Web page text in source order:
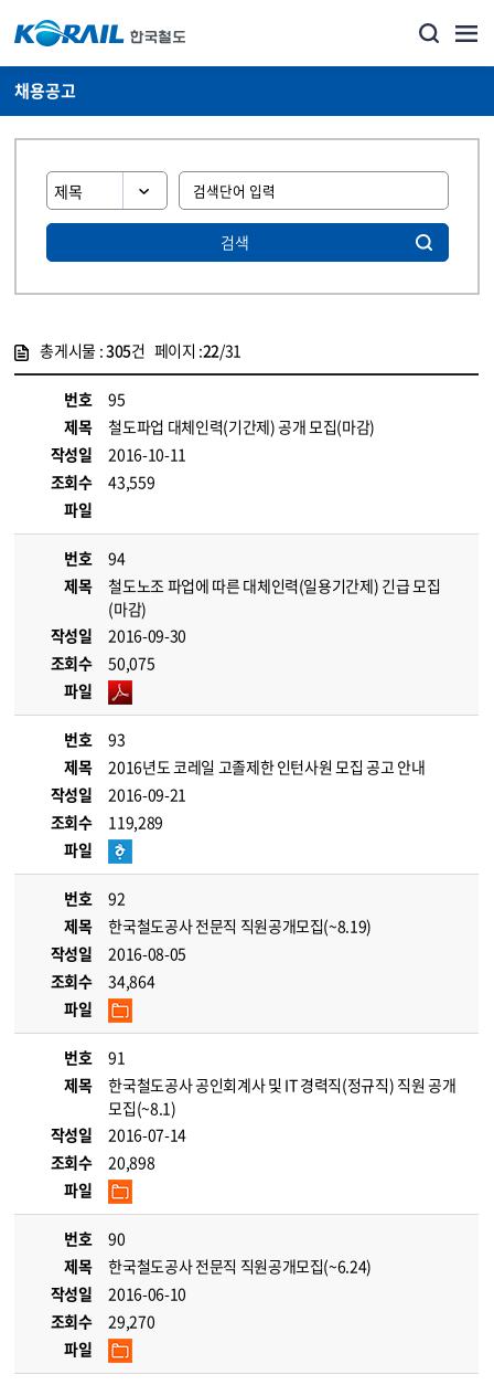
채용공고
검색
총게시물 :305건 페이지 :22/31
번호
95
제목
철도파업 대체인력(기간제) 공개 모집(마감)
작성일
2016-10-11
조회수
43,559
파일
번호
94
제목
철도노조 파업에 따른 대체인력(일용기간제) 긴급 모집
(마감)
작성일
2016-09-30
조회수
50,075
파일
번호
93
제목
2016년도 코레일 고졸제한 인턴사원 모집 공고 안내
작성일
2016-09-21
조회수
119,289
파일
번호
92
제목
한국철도공사 전문직 직원공개모집(~8.19)
작성일
2016-08-05
조회수
34,864
파일
번호
91
제목
한국철도공사 공인회계사 및 IT 경력직(정규직) 직원 공개
모집(~8.1)
작성일
2016-07-14
조회수
20,898
파일
번호
90
제목
한국철도공사 전문직 직원공개모집(~6.24)
작성일
2016-06-10
조회수
29,270
파일